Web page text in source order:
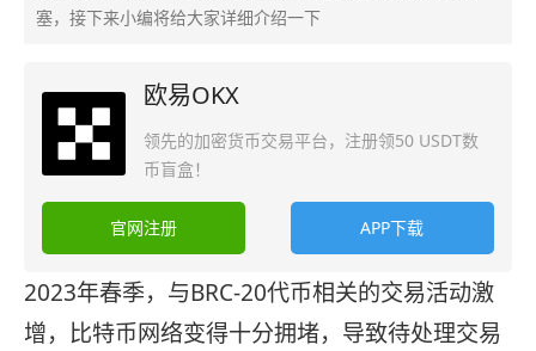
塞，接下来小编将给大家详细介绍一下
欧易OKX
领先的加密货币交易平台，注册领50 USDT数
币盲盒！
官网注册 APP下载
2023年春季，与BRC-20代币相关的交易活动激
增，比特币网络变得十分拥堵，导致待处理交易